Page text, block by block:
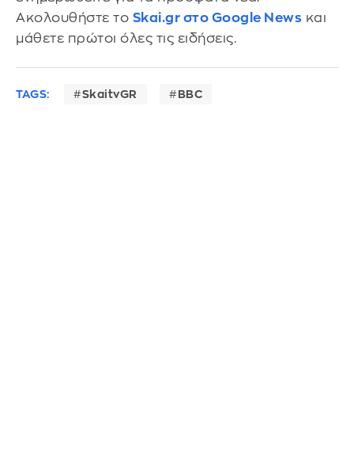
Ακολουθήστε το Skai.gr στο Google News και
μάθετε πρώτοι όλες τις ειδήσεις.
TAGS: SkaitvGR BBC